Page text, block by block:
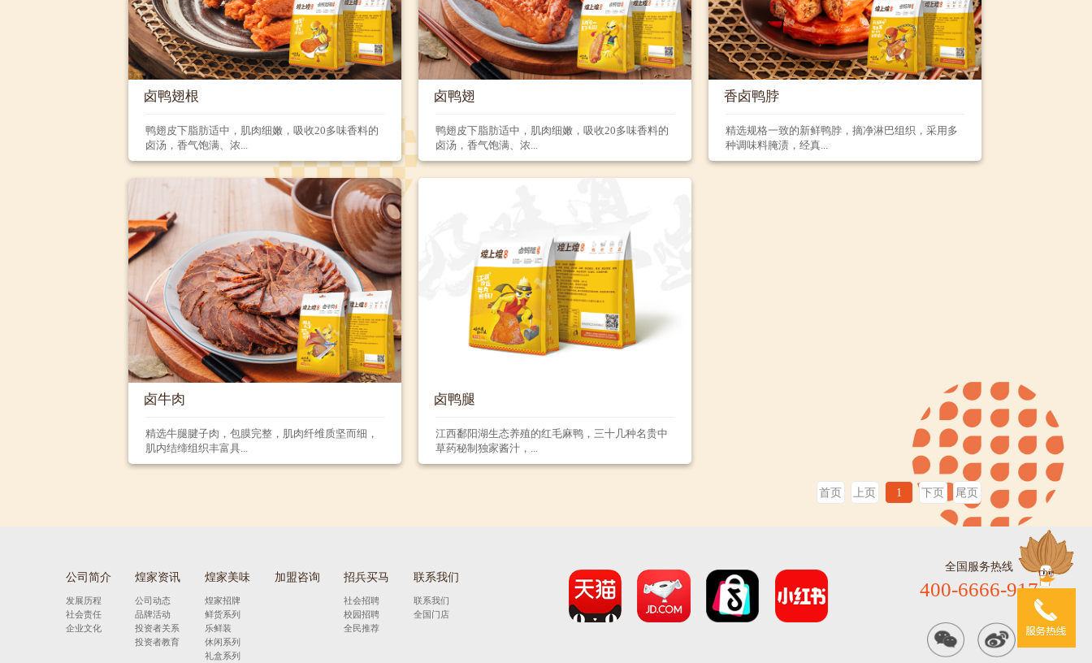
卤鸭翅根
鸭翅皮下脂肪适中，肌肉细嫩，吸收20多味香料的
卤汤，香气饱满、浓...
卤鸭翅
鸭翅皮下脂肪适中，肌肉细嫩，吸收20多味香料的
卤汤，香气饱满、浓...
香卤鸭脖
精选规格一致的新鲜鸭脖，摘净淋巴组织，采用多
种调味料腌渍，经真...
卤牛肉
精选牛腿腱子肉，包膜完整，肌肉纤维质坚而细，
肌内结缔组织丰富具...
卤鸭腿
江西鄱阳湖生态养殖的红毛麻鸭，三十几种名贵中
草药秘制独家酱汁，...
首页 上页 1 下页 尾页
公司简介
发展历程
社会责任
企业文化
煌家资讯
公司动态
品牌活动
投资者关系
投资者教育
煌家美味
煌家招牌
鲜货系列
乐鲜装
休闲系列
礼盒系列
加盟咨询 招兵买马
社会招聘
校园招聘
全民推荐
联系我们
联系我们
全国门店
全国服务热线
400-6666-917